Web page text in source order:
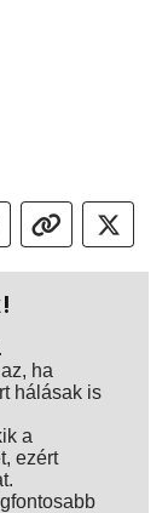
ha
hálásak is
a
ezért